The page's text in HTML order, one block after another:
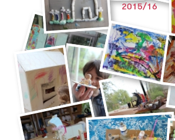
2015/16